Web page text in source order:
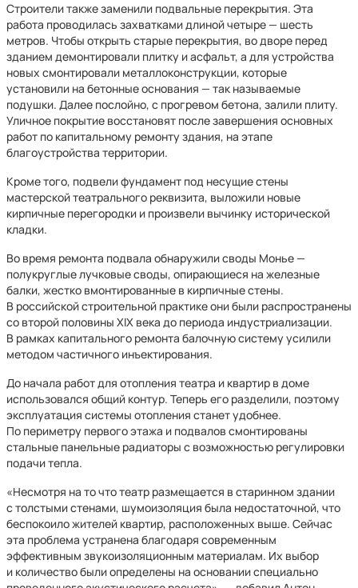
Строители также заменили подвальные перекрытия. Эта
работа проводилась захватками длиной четыре — шесть
метров. Чтобы открыть старые перекрытия, во дворе перед
зданием демонтировали плитку и асфальт, а для устройства
новых смонтировали металлоконструкции, которые
установили на бетонные основания — так называемые
подушки. Далее послойно, с прогревом бетона, залили плиту.
Уличное покрытие восстановят после завершения основных
работ по капитальному ремонту здания, на этапе
благоустройства территории.
Кроме того, подвели фундамент под несущие стены
мастерской театрального реквизита, выложили новые
кирпичные перегородки и произвели вычинку исторической
кладки.
Во время ремонта подвала обнаружили своды Монье —
полукруглые лучковые своды, опирающиеся на железные
балки, жестко вмонтированные в кирпичные стены.
В российской строительной практике они были распространены
со второй половины XIX века до периода индустриализации.
В рамках капитального ремонта балочную систему усилили
методом частичного инъектирования.
До начала работ для отопления театра и квартир в доме
использовался общий контур. Теперь его разделили, поэтому
эксплуатация системы отопления станет удобнее.
По периметру первого этажа и подвалов смонтированы
стальные панельные радиаторы с возможностью регулировки
подачи тепла.
«Несмотря на то что театр размещается в старинном здании
с толстыми стенами, шумоизоляция была недостаточной, что
беспокоило жителей квартир, расположенных выше. Сейчас
эта проблема устранена благодаря современным
эффективным звукоизоляционным материалам. Их выбор
и количество были определены на основании специально